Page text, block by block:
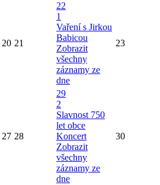
20 21
22
1
Vaření s Jirkou
Babicou
Zobrazit
všechny
záznamy ze
dne
23
27 28
29
2
Slavnost 750
let obce
Koncert
Zobrazit
všechny
záznamy ze
dne
30